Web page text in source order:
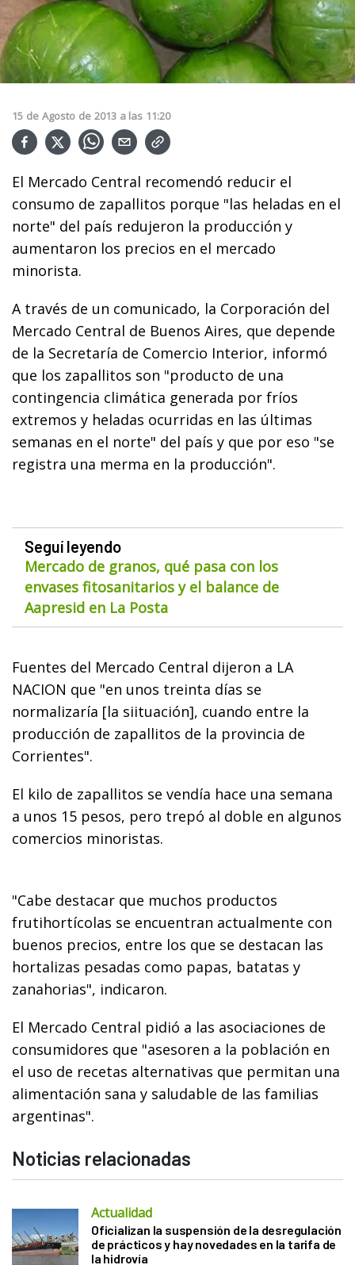
15 de Agosto de 2013 a las 11:20
El Mercado Central recomendó reducir el
consumo de zapallitos porque "las heladas en el
norte" del país redujeron la producción y
aumentaron los precios en el mercado
minorista.
A través de un comunicado, la Corporación del
Mercado Central de Buenos Aires, que depende
de la Secretaría de Comercio Interior, informó
que los zapallitos son "producto de una
contingencia climática generada por fríos
extremos y heladas ocurridas en las últimas
semanas en el norte" del país y que por eso "se
registra una merma en la producción".
Seguí leyendo
Mercado de granos, qué pasa con los
envases fitosanitarios y el balance de
Aapresid en La Posta
Fuentes del Mercado Central dijeron a LA
NACION que "en unos treinta días se
normalizaría [la siituación], cuando entre la
producción de zapallitos de la provincia de
Corrientes".
El kilo de zapallitos se vendía hace una semana
a unos 15 pesos, pero trepó al doble en algunos
comercios minoristas.
"Cabe destacar que muchos productos
frutihortícolas se encuentran actualmente con
buenos precios, entre los que se destacan las
hortalizas pesadas como papas, batatas y
zanahorias", indicaron.
El Mercado Central pidió a las asociaciones de
consumidores que "asesoren a la población en
el uso de recetas alternativas que permitan una
alimentación sana y saludable de las familias
argentinas".
Noticias relacionadas
Actualidad
Oficializan la suspensión de la desregulación
de prácticos y hay novedades en la tarifa de
la hidrovía